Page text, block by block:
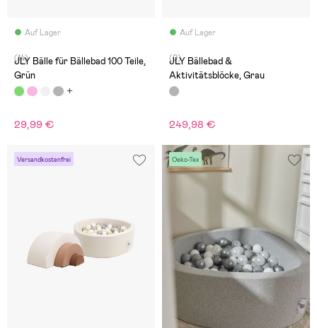
Auf Lager
(14)
JLY Bälle für Bällebad 100 Teile,
Grün
29,99 €
Auf Lager
(0)
JLY Bällebad &
Aktivitätsblöcke, Grau
249,98 €
Versandkostenfrei Oeko-Tex